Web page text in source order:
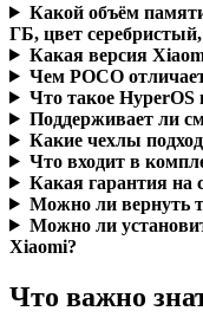
Какой объём
ГБ, цвет
Какая версия
Чем POCO
Что такое HyperOS
Поддерживает ли
Какие чехлы
Что входит в
Какая гарантия на
Можно ли вернуть
Можно ли
Xiaomi?
Что важно